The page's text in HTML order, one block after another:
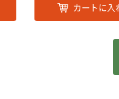
カートに入